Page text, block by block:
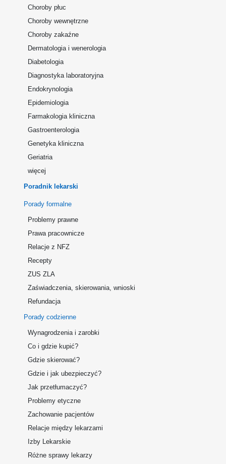
Choroby płuc
Choroby wewnętrzne
Choroby zakaźne
Dermatologia i wenerologia
Diabetologia
Diagnostyka laboratoryjna
Endokrynologia
Epidemiologia
Farmakologia kliniczna
Gastroenterologia
Genetyka kliniczna
Geriatria
więcej
Poradnik lekarski
Porady formalne
Problemy prawne
Prawa pracownicze
Relacje z NFZ
Recepty
ZUS ZLA
Zaświadczenia, skierowania, wnioski
Refundacja
Porady codzienne
Wynagrodzenia i zarobki
Co i gdzie kupić?
Gdzie skierować?
Gdzie i jak ubezpieczyć?
Jak przetłumaczyć?
Problemy etyczne
Zachowanie pacjentów
Relacje między lekarzami
Izby Lekarskie
Różne sprawy lekarzy